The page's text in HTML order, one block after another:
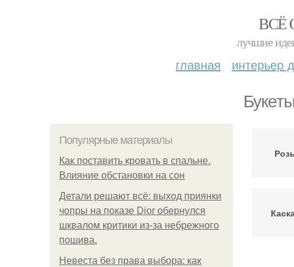
ВСЁ
лучшие
главная интерьер
Популярные материалы
Как поставить кровать в спальне.
Влияние обстановки на сон
Детали решают всё: выход приянки
чопры на показе Dior обернулся
шквалом критики из-за небрежного
пошива.
Невеста без права выбора: как